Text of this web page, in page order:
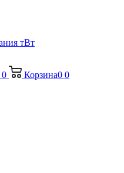
0 Корзина0 0